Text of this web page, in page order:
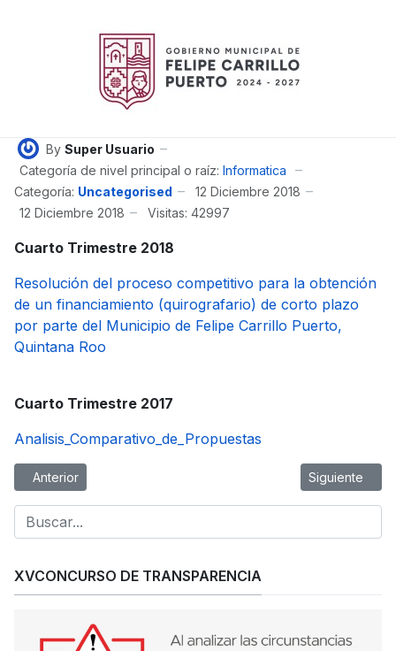
By Super Usuario
Categoría de nivel principal o raíz: Informatica
Categoría: Uncategorised
12 Diciembre 2018
12 Diciembre 2018
Visitas: 42997
Cuarto Trimestre 2018
Resolución del proceso competitivo para la obtención
de un financiamiento (quirografario) de corto plazo
por parte del Municipio de Felipe Carrillo Puerto,
Quintana Roo
Cuarto Trimestre 2017
Analisis_Comparativo_de_Propuestas
Artículo anterior: AvisodePrivacidad
Anterior Artículo
Siguiente
XVCONCURSO DE TRANSPARENCIA